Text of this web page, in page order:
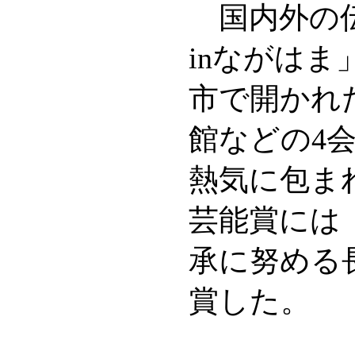
国内外の
inながはま
市で開かれ
館などの4
熱気に包ま
芸能賞には
承に努める
賞した。